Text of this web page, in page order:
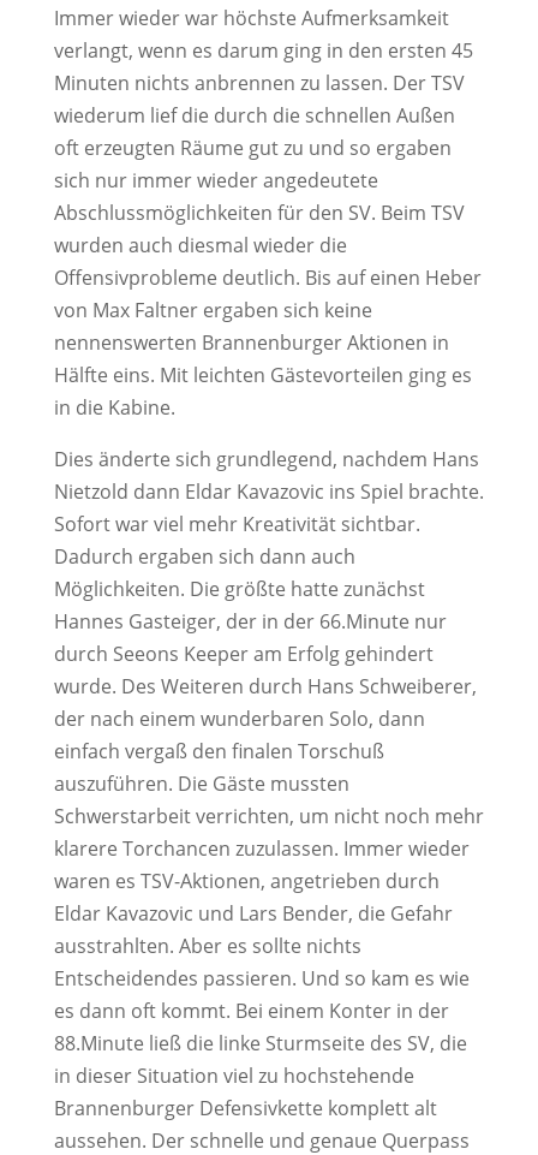
Immer wieder war höchste Aufmerksamkeit
verlangt, wenn es darum ging in den ersten 45
Minuten nichts anbrennen zu lassen. Der TSV
wiederum lief die durch die schnellen Außen
oft erzeugten Räume gut zu und so ergaben
sich nur immer wieder angedeutete
Abschlussmöglichkeiten für den SV. Beim TSV
wurden auch diesmal wieder die
Offensivprobleme deutlich. Bis auf einen Heber
von Max Faltner ergaben sich keine
nennenswerten Brannenburger Aktionen in
Hälfte eins. Mit leichten Gästevorteilen ging es
in die Kabine.
Dies änderte sich grundlegend, nachdem Hans
Nietzold dann Eldar Kavazovic ins Spiel brachte.
Sofort war viel mehr Kreativität sichtbar.
Dadurch ergaben sich dann auch
Möglichkeiten. Die größte hatte zunächst
Hannes Gasteiger, der in der 66.Minute nur
durch Seeons Keeper am Erfolg gehindert
wurde. Des Weiteren durch Hans Schweiberer,
der nach einem wunderbaren Solo, dann
einfach vergaß den finalen Torschuß
auszuführen. Die Gäste mussten
Schwerstarbeit verrichten, um nicht noch mehr
klarere Torchancen zuzulassen. Immer wieder
waren es TSV-Aktionen, angetrieben durch
Eldar Kavazovic und Lars Bender, die Gefahr
ausstrahlten. Aber es sollte nichts
Entscheidendes passieren. Und so kam es wie
es dann oft kommt. Bei einem Konter in der
88.Minute ließ die linke Sturmseite des SV, die
in dieser Situation viel zu hochstehende
Brannenburger Defensivkette komplett alt
aussehen. Der schnelle und genaue Querpass